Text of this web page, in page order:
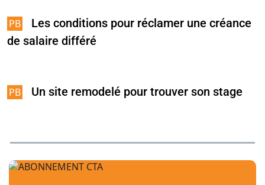
Les conditions pour réclamer une créance
de salaire différé
Un site remodelé pour trouver son stage